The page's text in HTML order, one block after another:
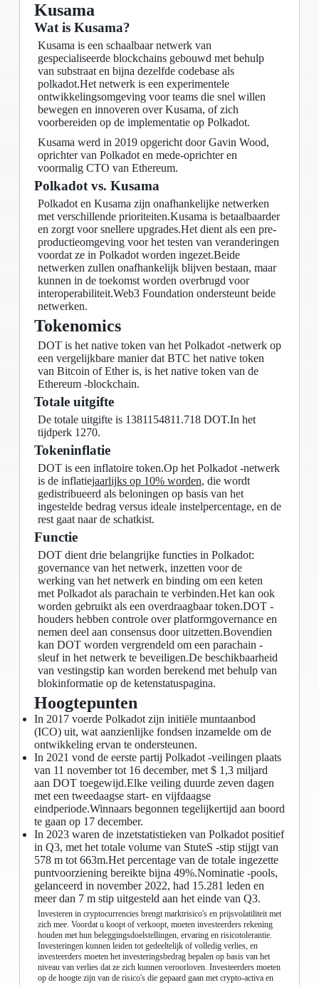
Kusama
Wat is Kusama?
Kusama is een schaalbaar netwerk van
gespecialiseerde blockchains gebouwd met behulp
van substraat en bijna dezelfde codebase als
polkadot.Het netwerk is een experimentele
ontwikkelingsomgeving voor teams die snel willen
bewegen en innoveren over Kusama, of zich
voorbereiden op de implementatie op Polkadot.
Kusama werd in 2019 opgericht door Gavin Wood,
oprichter van Polkadot en mede-oprichter en
voormalig CTO van Ethereum.
Polkadot vs. Kusama
Polkadot en Kusama zijn onafhankelijke netwerken
met verschillende prioriteiten.Kusama is betaalbaarder
en zorgt voor snellere upgrades.Het dient als een pre-
productieomgeving voor het testen van veranderingen
voordat ze in Polkadot worden ingezet.Beide
netwerken zullen onafhankelijk blijven bestaan, maar
kunnen in de toekomst worden overbrugd voor
interoperabiliteit.Web3 Foundation ondersteunt beide
netwerken.
Tokenomics
DOT is het native token van het Polkadot -netwerk op
een vergelijkbare manier dat BTC het native token
van Bitcoin of Ether is, is het native token van de
Ethereum -blockchain.
Totale uitgifte
De totale uitgifte is 1381154811.718 DOT.In het
tijdperk 1270.
Tokeninflatie
DOT is een inflatoire token.Op het Polkadot -netwerk
is de inflatiejaarlijks op 10% worden, die wordt
gedistribueerd als beloningen op basis van het
ingestelde bedrag versus ideale instelpercentage, en de
rest gaat naar de schatkist.
Functie
DOT dient drie belangrijke functies in Polkadot:
governance van het netwerk, inzetten voor de
werking van het netwerk en binding om een ​​keten
met Polkadot als parachain te verbinden.Het kan ook
worden gebruikt als een overdraagbaar token.DOT -
houders hebben controle over platformgovernance en
nemen deel aan consensus door uitzetten.Bovendien
kan DOT worden vergrendeld om een ​​parachain -
sleuf in het netwerk te beveiligen.De beschikbaarheid
van vestingstip kan worden berekend met behulp van
blokinformatie op de ketenstatuspagina.
Hoogtepunten
In 2017 voerde Polkadot zijn initiële muntaanbod
(ICO) uit, wat aanzienlijke fondsen inzamelde om de
ontwikkeling ervan te ondersteunen.
In 2021 vond de eerste partij Polkadot -veilingen plaats
van 11 november tot 16 december, met $ 1,3 miljard
aan DOT toegewijd.Elke veiling duurde zeven dagen
met een tweedaagse start- en vijfdaagse
eindperiode.Winnaars begonnen tegelijkertijd aan boord
te gaan op 17 december.
In 2023 waren de inzetstatistieken van Polkadot positief
in Q3, met het totale volume van StuteS -stip stijgt van
578 m tot 663m.Het percentage van de totale ingezette
puntvoorziening bereikte bijna 49%.Nominatie -pools,
gelanceerd in november 2022, had 15.281 leden en
meer dan 7 m stip uitgesteld aan het einde van Q3.
Investeren in cryptocurrencies brengt marktrisico's en prijsvolatiliteit met
zich mee. Voordat u koopt of verkoopt, moeten investeerders rekening
houden met hun beleggingsdoelstellingen, ervaring en risicotolerantie.
Investeringen kunnen leiden tot gedeeltelijk of volledig verlies, en
investeerders moeten het investeringsbedrag bepalen op basis van het
niveau van verlies dat ze zich kunnen veroorloven. Investeerders moeten
op de hoogte zijn van de risico's die gepaard gaan met crypto-activa en